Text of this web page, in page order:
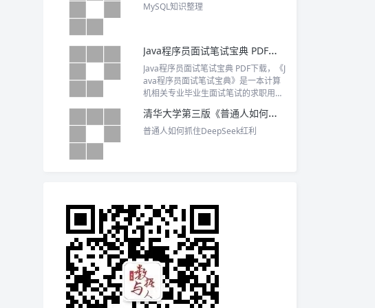
维等专业思维能力。第三部分主要是对
MySQL知识整理
Java程序员面试笔试宝典 PDF下载
Java程序员面试笔试宝典 PDF下载，《J
ava程序员面试笔试宝典》是一本计算
机相关专业毕业生面试笔试的求职用
业大显身手的计算机爱好者阅读。清华大学第三版《普通人如何抓住DeepSeek红利》PDF完整版
普通人如何抓住DeepSeek红利